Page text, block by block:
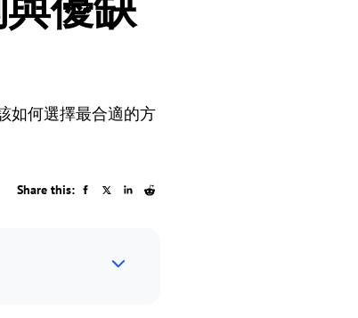
如何選擇最合適的方
Share this: